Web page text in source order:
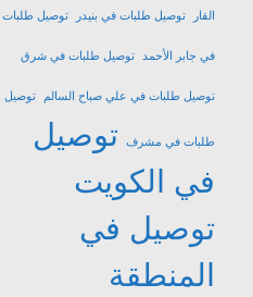
القار توصيل طلبات في بنيدر توصيل طلبات
في جابر الأحمد توصيل طلبات في شرق
توصيل طلبات في علي صباح السالم توصيل
طلبات في مشرف
توصيل
في الكويت
توصيل في
المنطقة